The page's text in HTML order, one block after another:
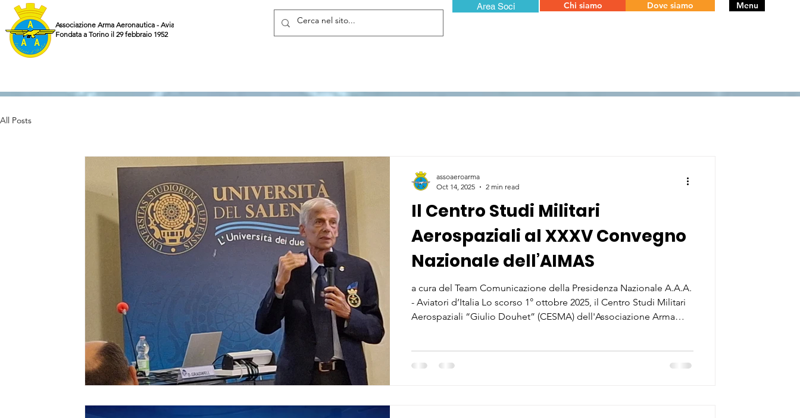
Associazione Arma Aeronautica - Aviatori d'Italia ETS
Fondata a Torino il 29 febbraio 1952
Area Soci Chi siamo Dove siamo Menu
All Posts
Il Centro Studi Militari
Aerospaziali al XXXV Convegno
Nazionale dell’AIMAS
a cura del Team Comunicazione della Presidenza Nazionale A.A.A.
- Aviatori d’Italia Lo scorso 1° ottobre 2025, il Centro Studi Militari
Aerospaziali “Giulio Douhet” (CESMA) dell'Associazione Arma
assoaeroarma
Oct 14, 2025
2 min read